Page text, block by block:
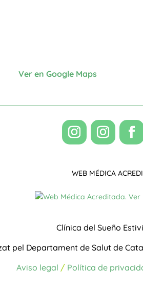
Ver en Google Maps
WEB MÉDICA
Clínica del Sueño
pel Departament de Salut de
Aviso legal / Política de